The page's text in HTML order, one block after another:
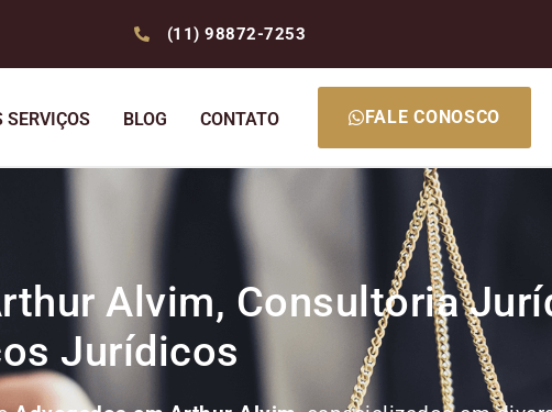
(11) 98872-7253
SERVIÇOS BLOG CONTATO FALE CONOSCO
Alvim, Consultoria
Jurídicos